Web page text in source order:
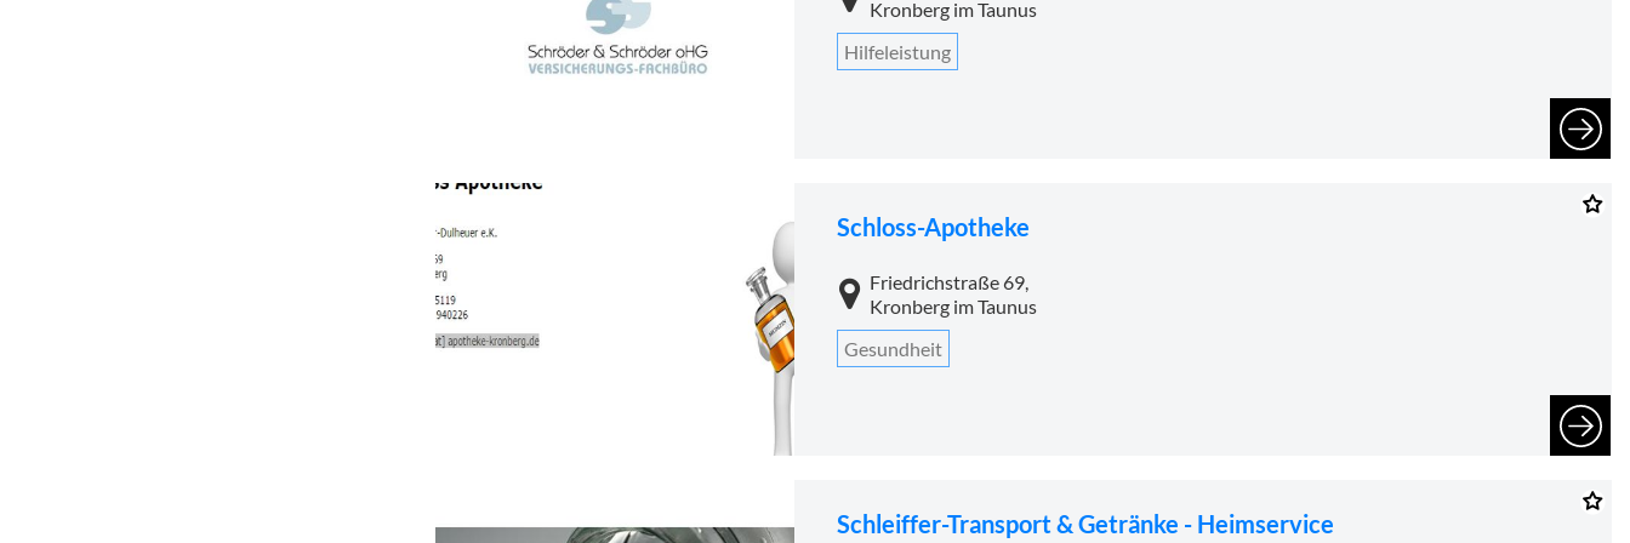
Kronberg im Taunus
Hilfeleistung
Schloss-Apotheke
Friedrichstraße 69,
Kronberg im Taunus
Gesundheit
Schleiffer-Transport & Getränke - Heimservice